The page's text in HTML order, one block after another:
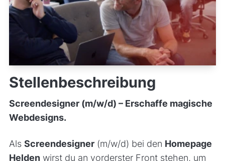
Stellenbeschreibung
Screendesigner (m/w/d) – Erschaffe magische
Webdesigns.
Als Screendesigner(m/w/d) bei den Homepage
Heldenwirst du an vorderster Front stehen, um